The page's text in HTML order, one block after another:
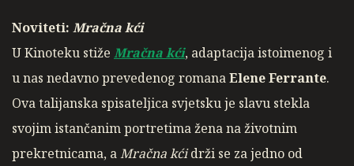
Noviteti: Mračna kći
U Kinoteku stiže Mračna kći, adaptacija istoimenog i
u nas nedavno prevedenog romanaElene Ferrante.
Ova talijanska spisateljica svjetsku je slavu stekla
svojim istančanim portretima žena na životnim
prekretnicama, aMračna kćidrži se za jedno od